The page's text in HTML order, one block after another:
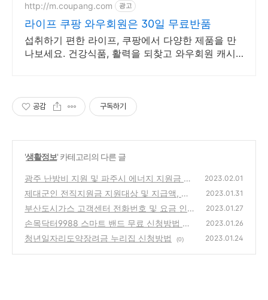
http://m.coupang.com 광고
라이프 쿠팡 와우회원은 30일 무료반품
섭취하기 편한 라이프, 쿠팡에서 다양한 제품을 만
나보세요. 건강식품, 활력을 되찾고 와우회원 캐시
공감 구독하기
'생활정보' 카테고리의 다른 글
광주 난방비 지원 및 파주시 에너지 지원금 신
청방법
(0)
2023.02.01
제대군인 전직지원금 지원대상 및 지급액, 신
청방법
(0)
2023.01.31
부산도시가스 고객센터 전화번호 및 요금 인
상, 절약방법
(0)
2023.01.27
손목닥터9988 스마트 밴드 무료 신청방법 및
대상
(0)
2023.01.26
청년일자리도약장려금 누리집 신청방법 (0) 2023.01.24